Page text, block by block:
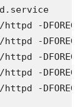
httpd -
httpd -
httpd -
httpd -
httpd -